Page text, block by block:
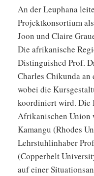
An der Leuphana
Projektkonsortium
Joon und Claire
Die afrikanische
Distinguished Prof.
Charles Chikunda
wobei die
koordiniert wird. Die
Afrikanischen Union
Kamangu (Rhodes
Lehrstuhlinhaber
(Copperbelt
auf einer